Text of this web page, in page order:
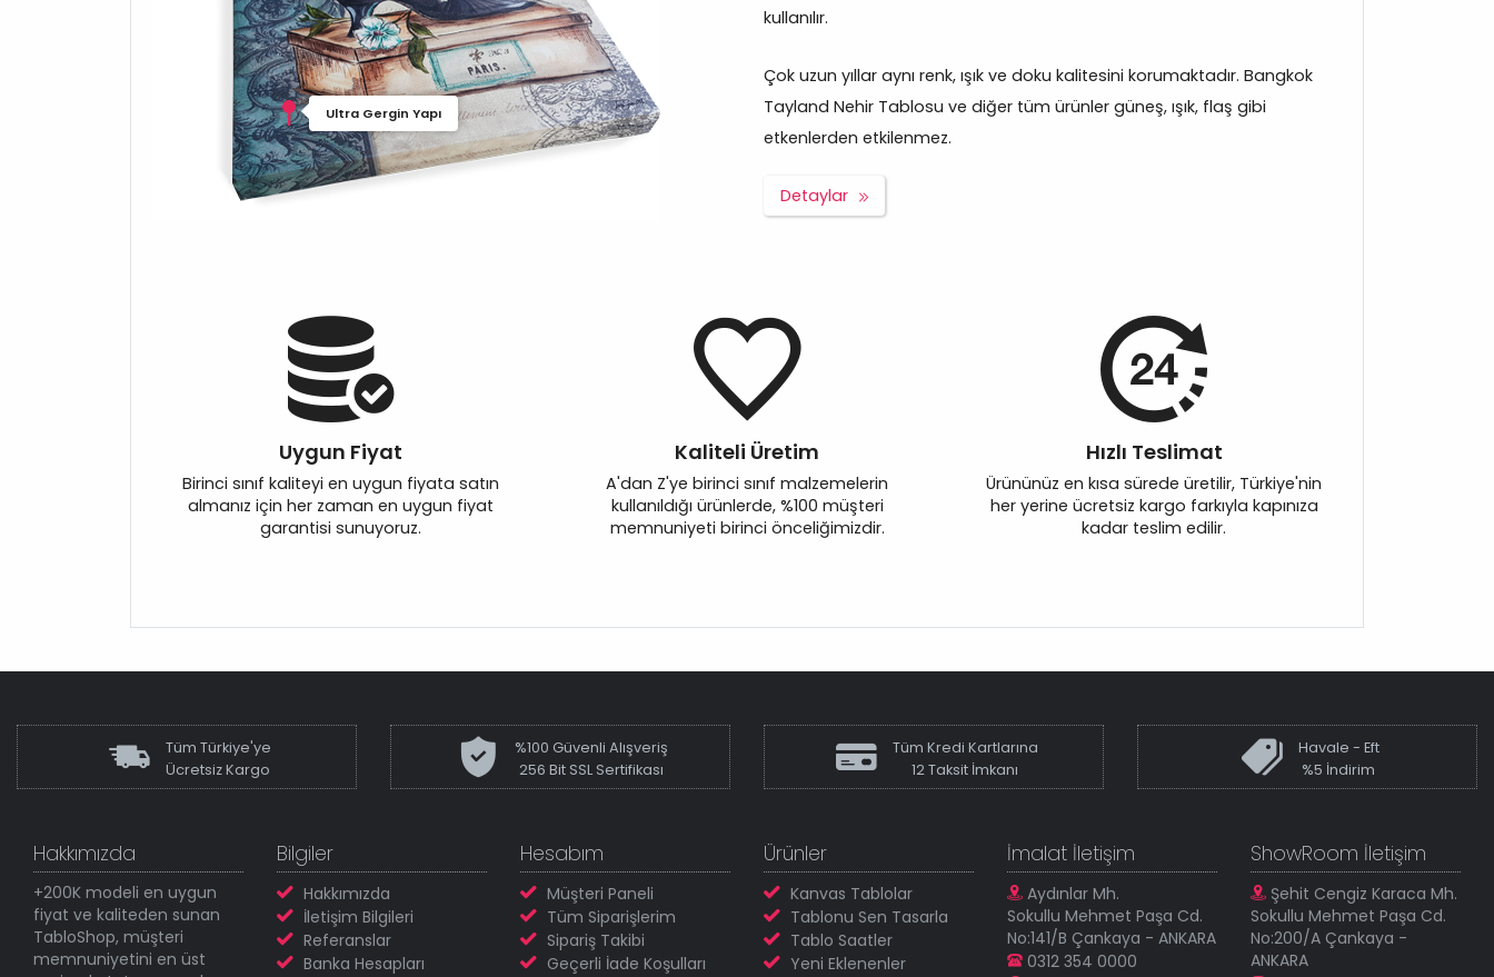
Ultra Gergin Yapı
kullanılır.
Çok uzun yıllar aynı renk, ışık ve doku kalitesini korumaktadır. Bangkok
Tayland Nehir Tablosu ve diğer tüm ürünler güneş, ışık, flaş gibi
etkenlerden etkilenmez.
Detaylar
Uygun Fiyat
Birinci sınıf kaliteyi en uygun fiyata satın
almanız için her zaman en uygun fiyat
garantisi sunuyoruz.
Kaliteli Üretim
A'dan Z'ye birinci sınıf malzemelerin
kullanıldığı ürünlerde, %100 müşteri
memnuniyeti birinci önceliğimizdir.
Hızlı Teslimat
Ürününüz en kısa sürede üretilir, Türkiye'nin
her yerine ücretsiz kargo farkıyla kapınıza
kadar teslim edilir.
Tüm Türkiye'ye
Ücretsiz Kargo
%100 Güvenli Alışveriş
256 Bit SSL Sertifikası
Tüm Kredi Kartlarına
12 Taksit İmkanı
Havale - Eft
%5 İndirim
Hakkımızda
+200K modeli en uygun
fiyat ve kaliteden sunan
TabloShop, müşteri
memnuniyetini en üst
Bilgiler
Hakkımızda
İletişim Bilgileri
Referanslar
Banka Hesapları
Hesabım
Müşteri Paneli
Tüm Siparişlerim
Sipariş Takibi
Geçerli İade Koşulları
Ürünler
Kanvas Tablolar
Tablonu Sen Tasarla
Tablo Saatler
Yeni Eklenenler
İmalat İletişim
Aydınlar Mh.
Sokullu Mehmet Paşa Cd.
No:141/B Çankaya - ANKARA
0312 354 0000
ShowRoom İletişim
Şehit Cengiz Karaca Mh.
Sokullu Mehmet Paşa Cd.
No:200/A Çankaya -
ANKARA